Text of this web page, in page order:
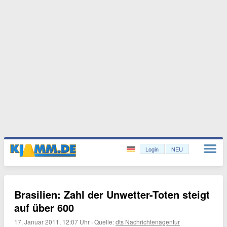
Login NEU
Brasilien: Zahl der Unwetter-Toten steigt
auf über 600
17. Januar 2011, 12:07 Uhr ·Quelle:dts Nachrichtenagentur